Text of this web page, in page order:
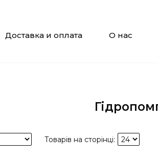
Доставка и оплата О нас